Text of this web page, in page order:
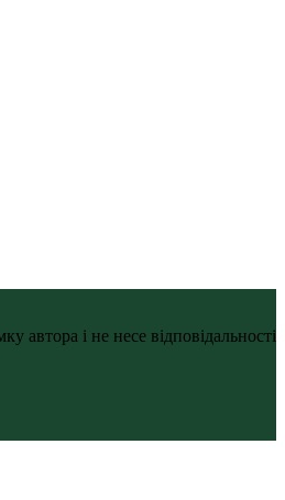
автора і не несе відповідальності